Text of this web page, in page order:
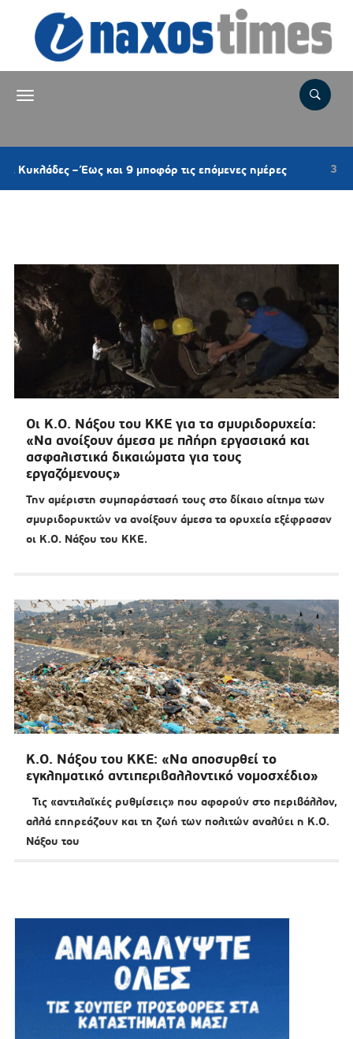
– Έως και 9 μποφόρ τις επόμενες ημέρες 3 ώρες πριν
Οι Κ.Ο. Νάξου του ΚΚΕ για τα σμυριδορυχεία:
«Να ανοίξουν άμεσα με πλήρη εργασιακά και
ασφαλιστικά δικαιώματα για τους
εργαζόμενους»
Την αμέριστη συμπαράστασή τους στο δίκαιο αίτημα των
σμυριδορυκτών να ανοίξουν άμεσα τα ορυχεία εξέφρασαν
οι Κ.Ο. Νάξου του ΚΚΕ.
Κ.Ο. Νάξου του ΚΚΕ: «Να αποσυρθεί το
εγκληματικό αντιπεριβαλλοντικό νομοσχέδιο»
Τις «αντιλαϊκές ρυθμίσεις» που αφορούν στο περιβάλλον,
αλλά επηρεάζουν και τη ζωή των πολιτών αναλύει η Κ.Ο.
Νάξου του